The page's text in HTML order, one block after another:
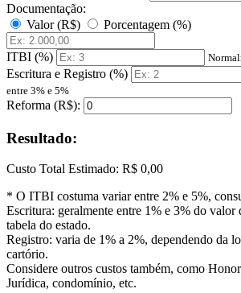
Documentação:
Valor (R$)
Porcentagem (%)
ITBI (%)
Escritura e Registro (%)
entre 3% e 5%
Reforma (R$):
Resultado:
Custo Total Estimado: R$ 0,00
* O ITBI costuma variar entre 2% e 5%,
Escritura: geralmente entre 1% e 3% do
tabela do estado.
Registro: varia de 1% a 2%, dependendo da
cartório.
Considere outros custos também, como
Jurídica, condomínio, etc.